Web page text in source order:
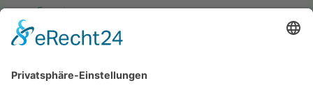
Camping
Produkte
Tipps & Tricks